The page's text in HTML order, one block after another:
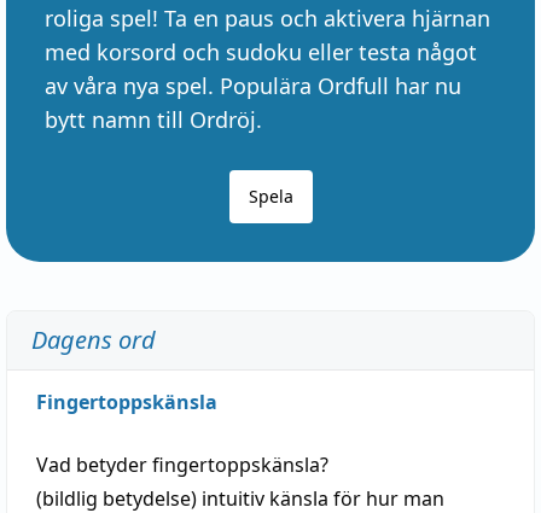
roliga spel! Ta en paus och aktivera hjärnan
med korsord och sudoku eller testa något
av våra nya spel. Populära Ordfull har nu
bytt namn till Ordröj.
Spela
Dagens ord
Fingertoppskänsla
Vad betyderfingertoppskänsla?
(bildlig betydelse) intuitiv känsla för hur man